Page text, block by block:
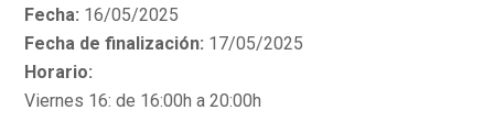
Fecha: 16/05/2025
Fecha de finalización: 17/05/2025
Horario:
Viernes 16: de 16:00h a 20:00h